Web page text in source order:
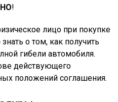
!
лицо при покупке
о том, как получить
гибели автомобиля.
действующего
положений соглашения.